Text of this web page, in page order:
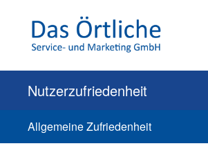
Nutzerzufriedenheit
Allgemeine Zufriedenheit